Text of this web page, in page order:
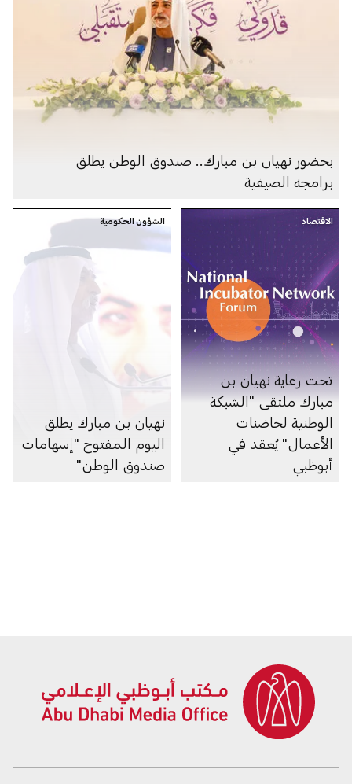
بحضور نهيان بن مبارك.. صندوق الوطن يطلق
برامجه الصيفية
الاقتصاد
تحت رعاية نهيان بن
مبارك ملتقى "الشبكة
الوطنية لحاضنات
الأعمال" يُعقد في
أبوظبي
الشؤون الحكومية
نهيان بن مبارك يطلق
اليوم المفتوح "إسهامات
صندوق الوطن"